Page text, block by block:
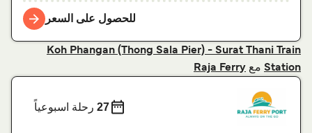
للحصول على السعر
Koh Phangan (Thong Sala Pier) - Surat Thani Train
StationمعRaja Ferry
27رحلة اسبوعياً